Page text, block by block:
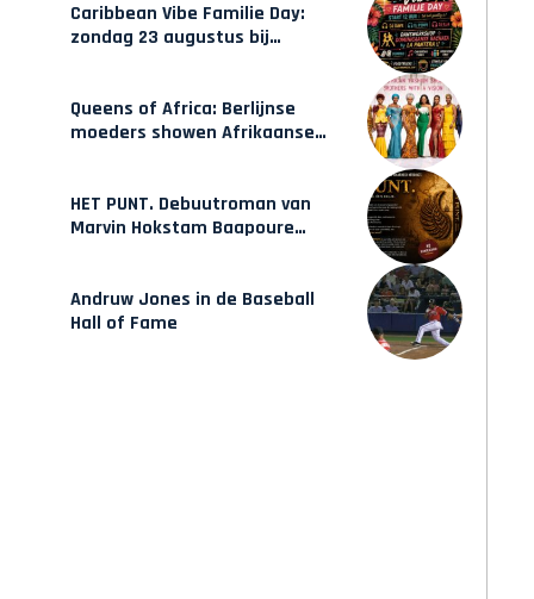
Caribbean Vibe Familie Day:
zondag 23 augustus bij
Queens of Africa: Berlijnse
moeders showen Afrikaanse
HET PUNT. Debuutroman van
Marvin Hokstam Baapoure
Andruw Jones in de Baseball
Hall of Fame